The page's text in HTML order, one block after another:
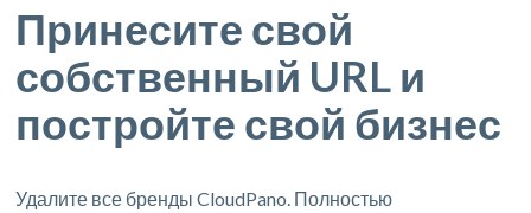
Принесите свой
собственный URL и
постройте свой бизнес
Удалите все бренды CloudPano. Полностью